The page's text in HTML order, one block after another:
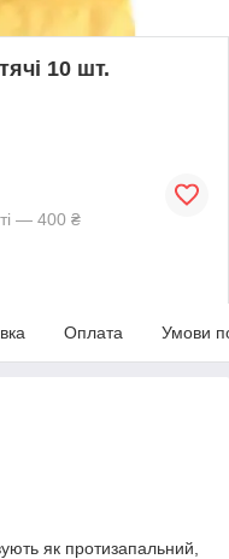
10 шт.
— 400 ₴
Оплата Умови
як протизапальний,